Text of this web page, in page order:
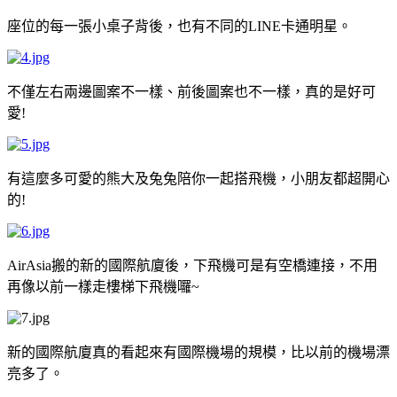
座位的每一張小桌子背後，也有不同的LINE卡通明星。
不僅左右兩邊圖案不一樣、前後圖案也不一樣，真的是好可
愛!
有這麼多可愛的熊大及兔兔陪你一起搭飛機，小朋友都超開心
的!
AirAsia搬的新的國際航廈後，下飛機可是有空橋連接，不用
再像以前一樣走樓梯下飛機囉~
新的國際航廈真的看起來有國際機場的規模，比以前的機場漂
亮多了。